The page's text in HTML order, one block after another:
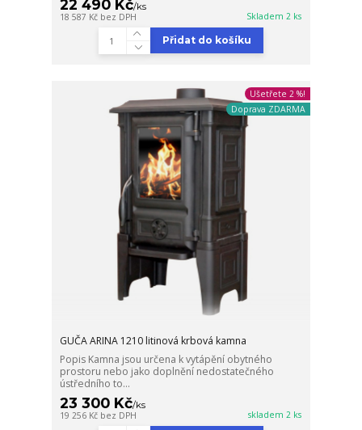
22 490 Kč/ks
18 587 Kč bez DPH Skladem 2 ks
Přidat do košíku
Ušetřete 2 %!
Doprava ZDARMA
GUČA ARINA 1210 litinová krbová kamna
Popis Kamna jsou určena k vytápění obytného
prostoru nebo jako doplnění nedostatečného
ústředního to...
23 300 Kč/ks
19 256 Kč bez DPH skladem 2 ks